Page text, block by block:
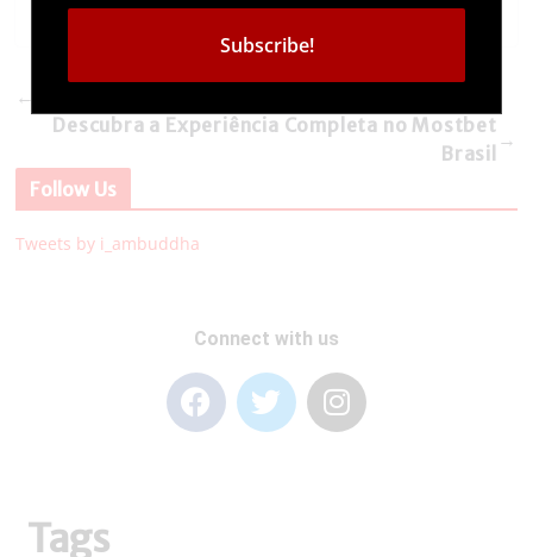
←
Descubra a Experiência Completa no Mostbet
Brasil
→
Follow Us
Tweets by i_ambuddha
Connect with us
Tags